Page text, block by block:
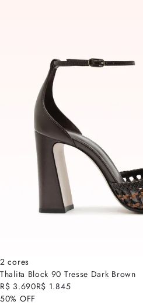
2 cores
Thalita Block 90 Tresse Dark Brown
R$ 3.690R$ 1.845
50% OFF